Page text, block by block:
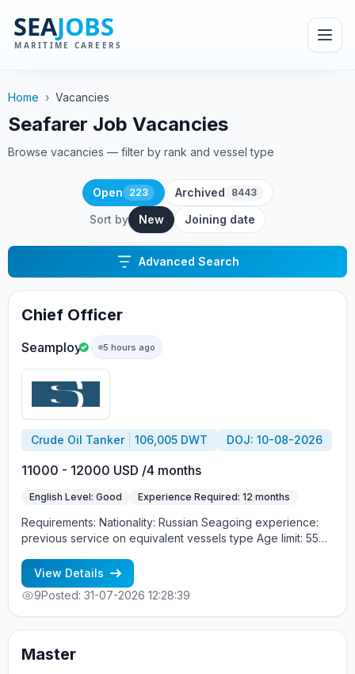
Home › Vacancies
Seafarer Job Vacancies
Browse vacancies — filter by rank and vessel type
Open 223 Archived 8443
Sort by New Joining date
Advanced Search
Chief Officer
Seamploy 5 hours ago
Crude Oil Tanker 106,005 DWT DOJ: 10-08-2026
11000 - 12000 USD /4 months
English Level: Good Experience Required: 12 months
Requirements: Nationality: Russian Seagoing experience:
previous service on equivalent vessels type Age limit: 55
View Details
9Posted: 31-07-2026 12:28:39
Master